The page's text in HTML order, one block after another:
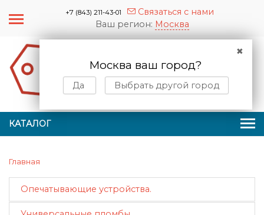
+7 (843) 211-43-01
Связаться с нами
Ваш регион: Москва
✖
Москва ваш город?
Да Выбрать другой город
КАТАЛОГ
0
Главная
Опечатывающие устройства.